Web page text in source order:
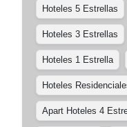
Hoteles 5 Estrellas
Hoteles 3 Estrellas
Hoteles 1 Estrella
Hoteles
Apart Hoteles 4